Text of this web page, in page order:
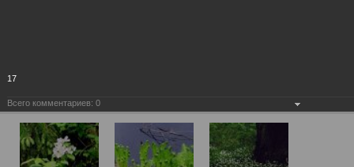
17
Всего комментариев: 0